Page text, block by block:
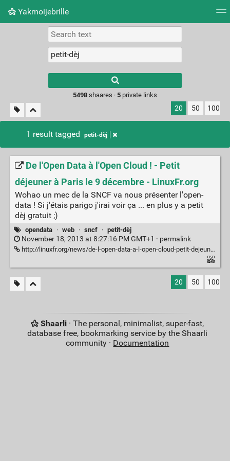
Yakmoijebrille
Picture wall
results.
5498shaares · 5private links
20 50 100
1 result tagged petit-dèj
De l'Open Data à l'Open Cloud ! - Petit
déjeuner à Paris le 9 décembre - LinuxFr.org
Wohao un mec de la SNCF va nous présenter l'open-
data ! Si j'étais parigo j'irai voir ça ... en plus y a petit
dèj gratuit ;)
opendata · web · sncf · petit-dèj
November 18, 2013 at 8:27:16 PM GMT+1 · permalink
http://linuxfr.org/news/de-l-open-data-a-l-open-cloud-petit-dejeuner-a-paris-le-9-decembre
20 50 100
Shaarli · The personal, minimalist, super-fast,
database free, bookmarking service by the Shaarli
community · Documentation